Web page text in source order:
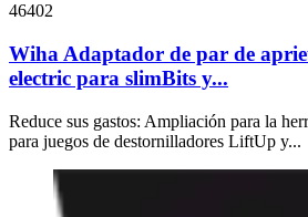
46402
Wiha Adaptador de par de
electric para slimBits y...
Reduce sus gastos: Ampliación para la
para juegos de destornilladores LiftUp y...